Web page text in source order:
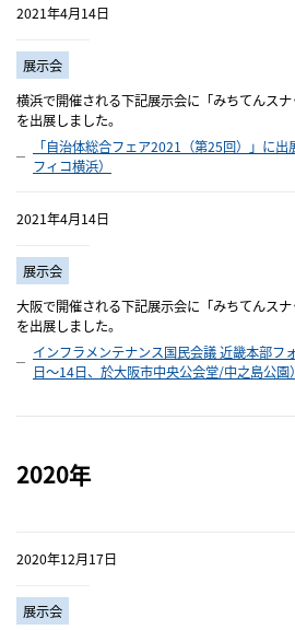
2021年4月14日
展示会
横浜で開催される下記展示会に「みちてんスナ
を出展しました。
「自治体総合フェア2021（第25回）」に
フィコ横浜）
2021年4月14日
展示会
大阪で開催される下記展示会に「みちてんスナ
を出展しました。
インフラメンテナンス国民会議 近畿本部
日～14日、於大阪市中央公会堂/中之島公園）
2020年
2020年12月17日
展示会